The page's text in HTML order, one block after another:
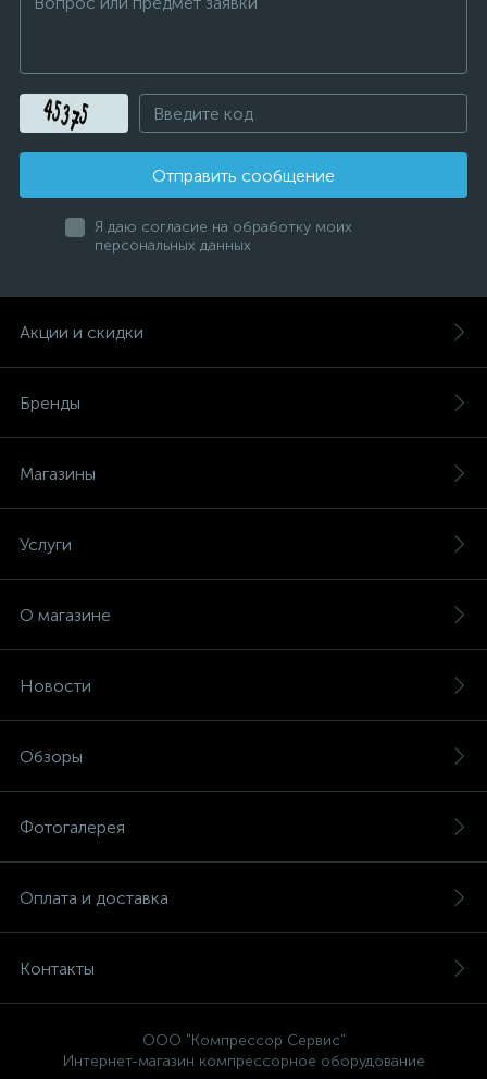
Отправить сообщение
Я даю согласие на обработку моих
персональных данных
Акции и скидки
Бренды
Магазины
Услуги
О магазине
Новости
Обзоры
Фотогалерея
Оплата и доставка
Контакты
ООО "Компрессор Сервис"
Интернет-магазин компрессорное оборудование